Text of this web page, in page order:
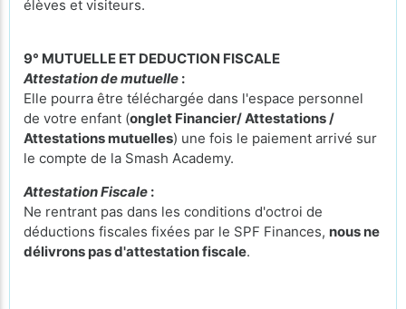
élèves et visiteurs.
9° MUTUELLE ET DEDUCTION FISCALE
Attestation de mutuelle :
Elle pourra être téléchargée dans l'espace personnel
de votre enfant (onglet Financier/ Attestations /
Attestations mutuelles) une fois le paiement arrivé sur
le compte de la Smash Academy.
Attestation Fiscale :
Ne rentrant pas dans les conditions d'octroi de
déductions fiscales fixées par le SPF Finances, nous ne
délivrons pas d'attestation fiscale.